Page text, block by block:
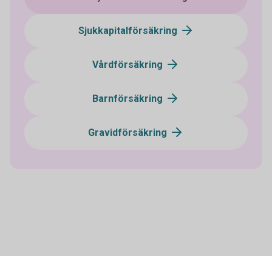
Sjukkapitalförsäkring
Vårdförsäkring
Barnförsäkring
Gravidförsäkring